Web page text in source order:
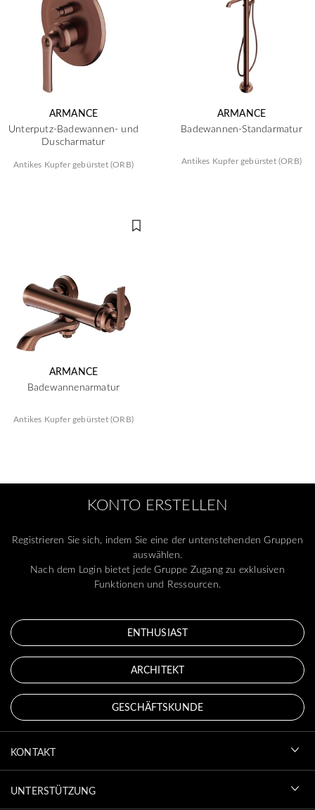
ARMANCE
Unterputz-Badewannen- und
Duscharmatur
Antikes Kupfer gebürstet (ORB)
ARMANCE
Badewannen-Standarmatur
Antikes Kupfer gebürstet (ORB)
ARMANCE
Badewannenarmatur
Antikes Kupfer gebürstet (ORB)
KONTO ERSTELLEN
Registrieren Sie sich, indem Sie eine der untenstehenden Gruppen
auswählen.
Nach dem Login bietet jede Gruppe Zugang zu exklusiven
Funktionen und Ressourcen.
ENTHUSIAST
ARCHITEKT
GESCHÄFTSKUNDE
KONTAKT
UNTERSTÜTZUNG